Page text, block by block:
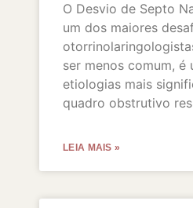
O Desvio de Septo
um dos maiores
ser menos comum, é
etiologias mais
quadro obstrutivo
LEIA MAIS »